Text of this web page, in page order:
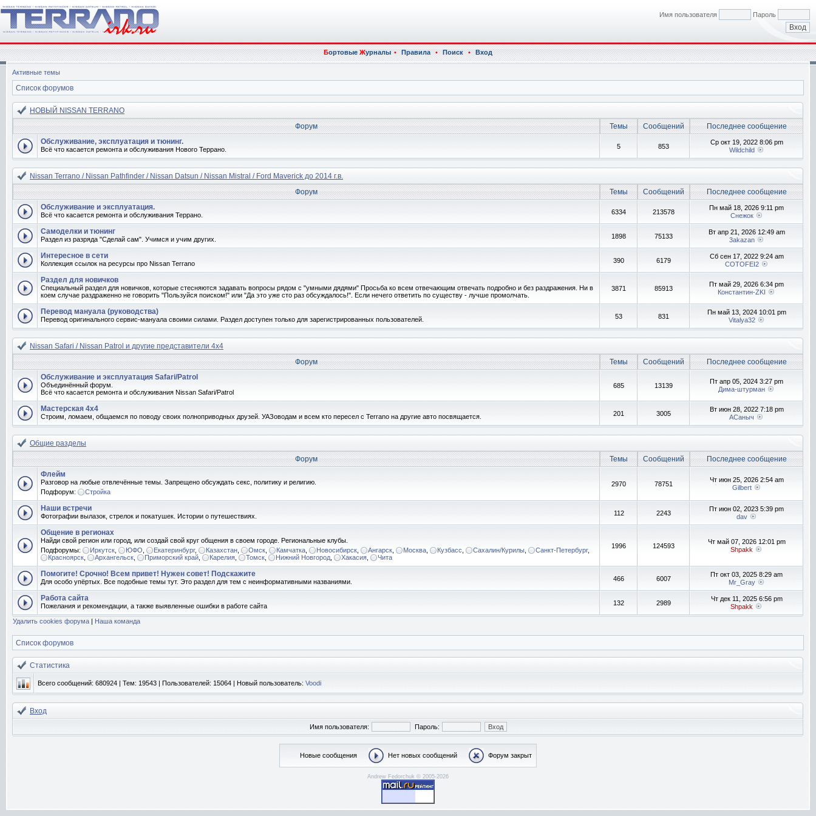
Имя пользователя Пароль
БортовыеЖурналы • Правила • Поиск • Вход
Активные темы
Список форумов
НОВЫЙ NISSAN TERRANO
Форум
Темы Сообщений
Последнее сообщение
Обслуживание, эксплуатация и тюнинг.
Всё что касается ремонта и обслуживания Нового Террано. 5 853
Ср окт 19, 2022 8:06 pm
Wildchild
Nissan Terrano / Nissan Pathfinder / Nissan Datsun / Nissan Mistral / Ford Maverick до 2014 г.в.
Форум
Темы Сообщений
Последнее сообщение
Обслуживание и эксплуатация.
Всё что касается ремонта и обслуживания Террано. 6334 213578
Пн май 18, 2026 9:11 pm
Снежок
Самоделки и тюнинг
Раздел из разряда "Сделай сам". Учимся и учим других. 1898 75133
Вт апр 21, 2026 12:49 am
3akazan
Интересное в сети
Коллекция ссылок на ресурсы про Nissan Terrano 390 6179
Сб сен 17, 2022 9:24 am
COTOFEI2
Раздел для новичков
Специальный раздел для новичков, которые стесняются задавать вопросы рядом с "умными дядями" Просьба ко всем отвечающим отвечать подробно и без раздражения. Ни в
коем случае раздраженно не говорить "Пользуйся поиском!" или "Да это уже сто раз обсуждалось!". Если нечего ответить по существу - лучше промолчать.
3871 85913
Пт май 29, 2026 6:34 pm
Константин-ZKI
Перевод мануала (руководства)
Перевод оригинального сервис-мануала своими силами. Раздел доступен только для зарегистрированных пользователей. 53 831
Пн май 13, 2024 10:01 pm
Vitalya32
Nissan Safari / Nissan Patrol и другие представители 4x4
Форум
Темы Сообщений
Последнее сообщение
Обслуживание и эксплуатация Safari/Patrol
Объединённый форум.
Всё что касается ремонта и обслуживания Nissan Safari/Patrol
685 13139
Пт апр 05, 2024 3:27 pm
Дима-штурман
Мастерская 4x4
Строим, ломаем, общаемся по поводу своих полноприводных друзей. УАЗоводам и всем кто пересел с Terrano на другие авто посвящается. 201 3005
Вт июн 28, 2022 7:18 pm
АСаныч
Общие разделы
Форум
Темы Сообщений
Последнее сообщение
Флейм
Разговор на любые отвлечённые темы. Запрещено обсуждать секс, политику и религию.
Подфорум:
Стройка
2970 78751
Чт июн 25, 2026 2:54 am
Gilbert
Наши встречи
Фотографии вылазок, стрелок и покатушек. Истории о путешествиях. 112 2243
Пт июн 02, 2023 5:39 pm
dav
Общение в регионах
Найди свой регион или город, или создай свой круг общения в своем городе. Региональные клубы.
Подфорумы:
Иркутск ЮФО Екатеринбург, Казахстан Омск Камчатка Новосибирск Ангарск Москва Кузбасс Сахалин/Курилы Санкт-Петербург,
Красноярск
Архангельск Приморский край Карелия Томск Нижний Новгород Хакасия Чита
1996 124593
Чт май 07, 2026 12:01 pm
Shpakk
Помогите! Срочно! Всем привет! Нужен совет! Подскажите
Для особо упёртых. Все подобные темы тут. Это раздел для тем с неинформативными названиями. 466 6007
Пт окт 03, 2025 8:29 am
Mr_Gray
Работа сайта
Пожелания и рекомендации, а также выявленные ошибки в работе сайта 132 2989
Чт дек 11, 2025 6:56 pm
Shpakk
Удалить cookies форума | Наша команда
Список форумов
Статистика
Всего сообщений: 680924 | Тем: 19543 | Пользователей: 15064 | Новый пользователь: Voodi
Вход
Имя пользователя: Пароль:
Новые сообщения Нет новых сообщений Форум закрыт
Andrew Fedorchuk © 2005-2026